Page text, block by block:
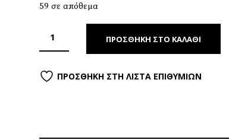
59 σε απόθεμα
ΠΡΟΣΘΉΚΗ ΣΤΟ ΚΑΛΆΘΙ
ΠΡΟΣΘΉΚΗ ΣΤΗ ΛΊΣΤΑ ΕΠΙΘΥΜΙΏΝ